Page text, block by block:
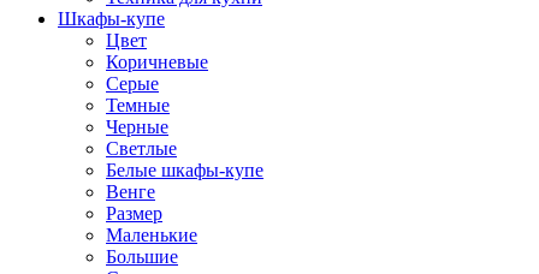
Шкафы-купе
Цвет
Коричневые
Серые
Темные
Черные
Светлые
Белые шкафы-купе
Венге
Размер
Маленькие
Большие